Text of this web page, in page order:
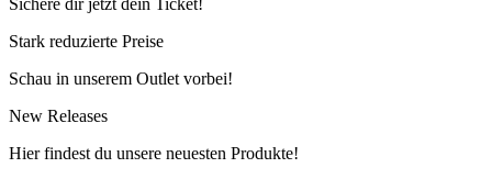
Stark reduzierte Preise
Schau in unserem Outlet vorbei!
New Releases
Hier findest du unsere neuesten Produkte!